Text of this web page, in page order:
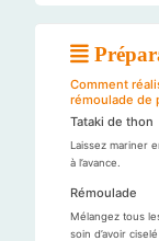
Comment
rémoulade de
Tataki de thon
Laissez mariner
à l’avance.
Rémoulade
Mélangez tous
soin d’avoir